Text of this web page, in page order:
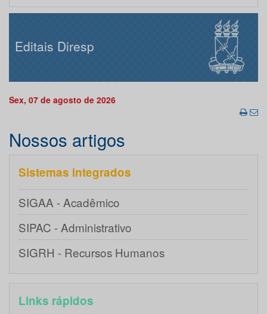
Editais Diresp
Sex, 07 de agosto de 2026
Nossos artigos
Sistemas integrados
SIGAA - Acadêmico
SIPAC - Administrativo
SIGRH - Recursos Humanos
Links rápidos